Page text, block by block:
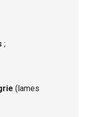
;
(lames